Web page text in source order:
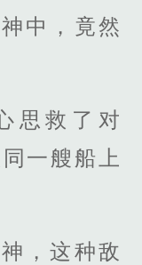
中，竟然
思救了对
一艘船上
，这种敌